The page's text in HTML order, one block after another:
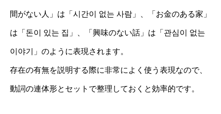
間がない人」は「시간이 없는 사람」、「お金のある家」
は「돈이 있는 집」、「興味のない話」は「관심이 없는
이야기」のように表現されます。
存在の有無を説明する際に非常によく使う表現なので、
動詞の連体形とセットで整理しておくと効率的です。